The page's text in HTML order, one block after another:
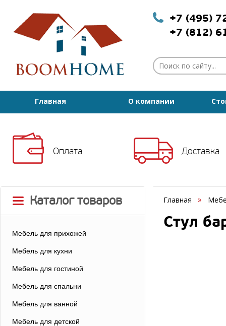
+7 (495)
+7 (812)
Главная О компании
Оплата Доставка
Каталог товаров
Мебель для прихожей
Мебель для кухни
Мебель для гостиной
Мебель для спальни
Мебель для ванной
Мебель для детской
Главная
Стул